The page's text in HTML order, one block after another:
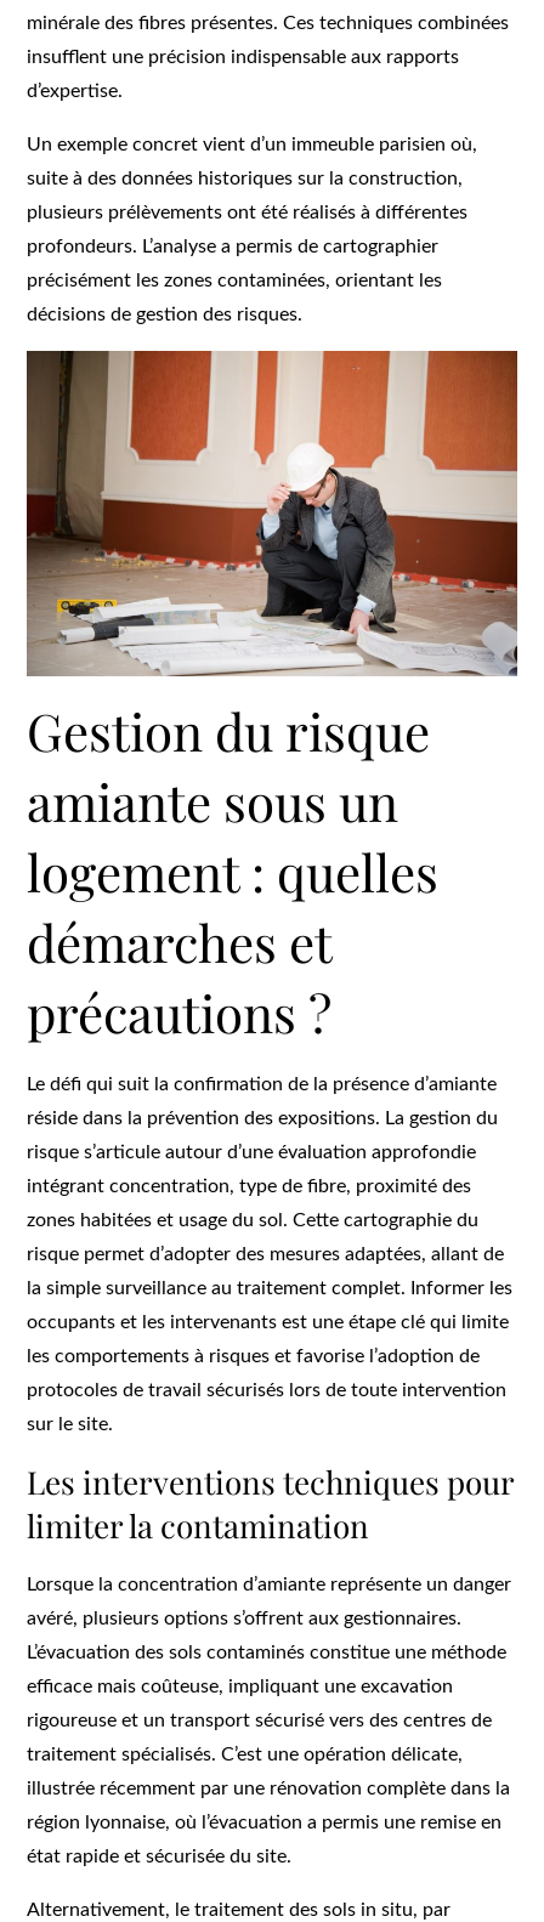
minérale des fibres présentes. Ces techniques combinées
insufflent une précision indispensable aux rapports
d’expertise.
Un exemple concret vient d’un immeuble parisien où,
suite à des données historiques sur la construction,
plusieurs prélèvements ont été réalisés à différentes
profondeurs. L’analyse a permis de cartographier
précisément les zones contaminées, orientant les
décisions de gestion des risques.
Gestion du risque
amiante sous un
logement : quelles
démarches et
précautions ?
Le défi qui suit la confirmation de la présence d’amiante
réside dans la prévention des expositions. La gestion du
risque s’articule autour d’une évaluation approfondie
intégrant concentration, type de fibre, proximité des
zones habitées et usage du sol. Cette cartographie du
risque permet d’adopter des mesures adaptées, allant de
la simple surveillance au traitement complet. Informer les
occupants et les intervenants est une étape clé qui limite
les comportements à risques et favorise l’adoption de
protocoles de travail sécurisés lors de toute intervention
sur le site.
Les interventions techniques pour
limiter la contamination
Lorsque la concentration d’amiante représente un danger
avéré, plusieurs options s’offrent aux gestionnaires.
L’évacuation des sols contaminés constitue une méthode
efficace mais coûteuse, impliquant une excavation
rigoureuse et un transport sécurisé vers des centres de
traitement spécialisés. C’est une opération délicate,
illustrée récemment par une rénovation complète dans la
région lyonnaise, où l’évacuation a permis une remise en
état rapide et sécurisée du site.
Alternativement, le traitement des sols in situ, par